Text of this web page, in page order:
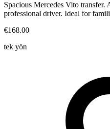
Spacious Mercedes Vito
professional driver. Ideal for
€168.00
tek yön